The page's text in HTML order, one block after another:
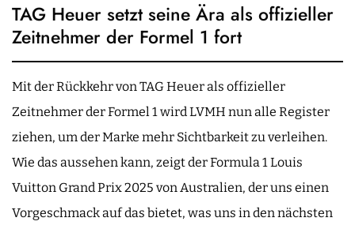
TAG Heuer setzt seine Ära als offizieller
Zeitnehmer der Formel 1 fort
Mit der Rückkehr von TAG Heuer als offizieller
Zeitnehmer der Formel 1 wird LVMH nun alle Register
ziehen, um der Marke mehr Sichtbarkeit zu verleihen.
Wie das aussehen kann, zeigt der Formula 1 Louis
Vuitton Grand Prix 2025 von Australien, der uns einen
Vorgeschmack auf das bietet, was uns in den nächsten